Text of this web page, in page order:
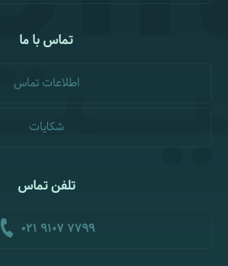
تماس با ما
اطلاعات تماس
شکایات
تلفن تماس
021 9107 7799